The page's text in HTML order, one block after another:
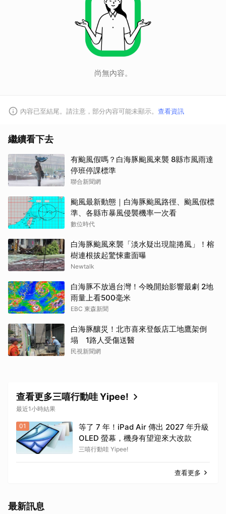
尚無內容。
內容已至結尾。請注意，部分內容可能未顯示。 查看資訊
繼續看下去
有颱風假嗎？白海豚颱風來襲 8縣市風雨達
停班停課標準
聯合新聞網
颱風最新動態｜白海豚颱風路徑、颱風假標
準、各縣市暴風侵襲機率一次看
數位時代
白海豚颱風來襲「淡水疑出現龍捲風」！榕
樹連根拔起驚悚畫面曝
Newtalk
白海豚不放過台灣！今晚開始影響最劇 2地
雨量上看500毫米
EBC 東森新聞
白海豚釀災！北市喜來登飯店工地鷹架倒
塌 1路人受傷送醫
民視新聞網
查看更多三嘻行動哇 Yipee!
最近1小時結果
01
等了 7 年！iPad Air 傳出 2027 年升級
OLED 螢幕，機身有望迎來大改款
三嘻行動哇 Yipee!
查看更多
最新訊息